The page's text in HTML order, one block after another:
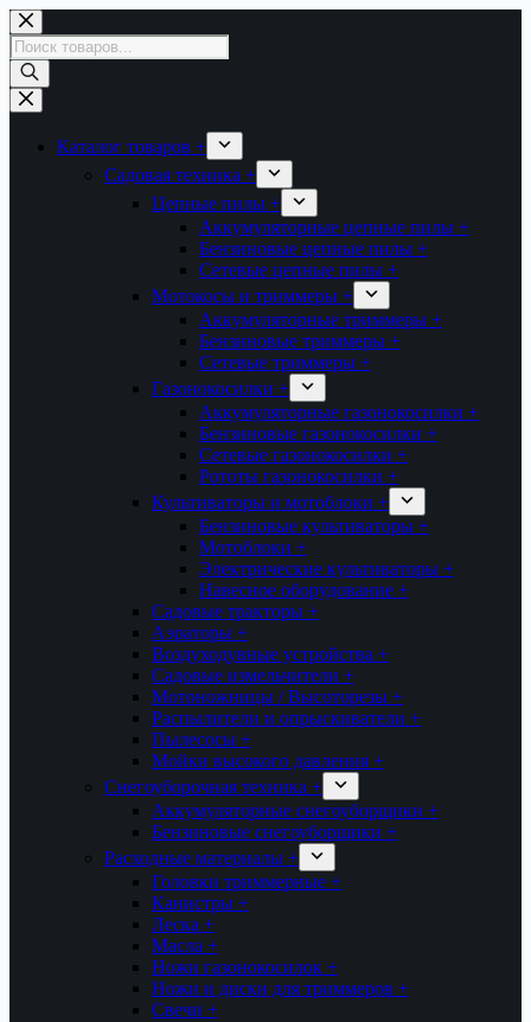
Перейти
к
сути
Поиск
товаров
Каталог товаров +
Садовая техника +
Цепные пилы +
Аккумуляторные цепные пилы +
Бензиновые цепные пилы +
Сетевые цепные пилы +
Мотокосы и триммеры +
Аккумуляторные триммеры +
Бензиновые триммеры +
Сетевые триммеры +
Газонокосилки +
Аккумуляторные газонокосилки +
Бензиновые газонокосилки +
Сетевые газонокосилки +
Рототы газонокосилки +
Культиваторы и мотоблоки +
Бензиновые культиваторы +
Мотоблоки +
Электрические культиваторы +
Навесное оборудование +
Садовые тракторы +
Аэраторы +
Воздуходувные устройства +
Садовые измельчители +
Мотоножницы / Высоторезы +
Распылители и опрыскиватели +
Пылесосы +
Мойки высокого давления +
Снегоуборочная техника +
Аккумуляторные снегоуборщики +
Бензиновые снегоуборщики +
Расходные материалы +
Головки триммерные +
Канистры +
Леска +
Масла +
Ножи газонокосилок +
Ножи и диски для триммеров +
Свечи +